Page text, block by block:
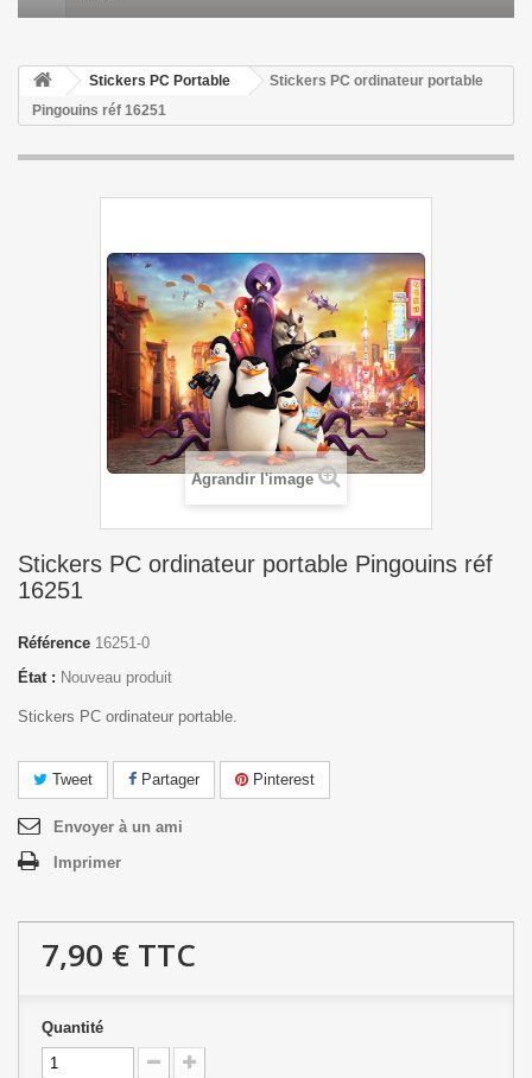
Stickers PC Portable
Stickers PC ordinateur portable
Pingouins réf 16251
Agrandir l'image
Stickers PC ordinateur portable Pingouins réf
16251
Référence 16251-0
État : Nouveau produit
Stickers PC ordinateur portable.
Tweet Partager Pinterest
Envoyer à un ami
Imprimer
7,90 € TTC
Quantité